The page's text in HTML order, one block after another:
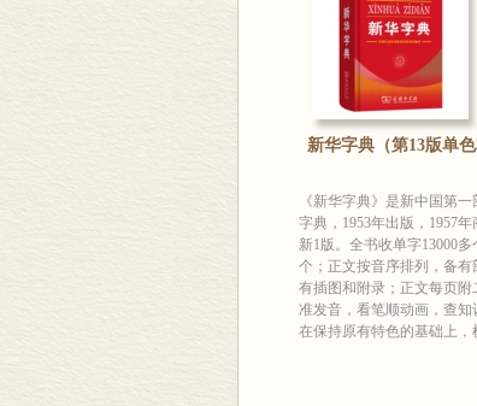
新华字典（第13版单
《新华字典》是新中国第
字典，1953年出版，1957
新1版。全书收单字13000多
个；正文按音序排列，备有
有插图和附录；正文每页附
准发音，看笔顺动画，查知
在保持原有特色的基础上，